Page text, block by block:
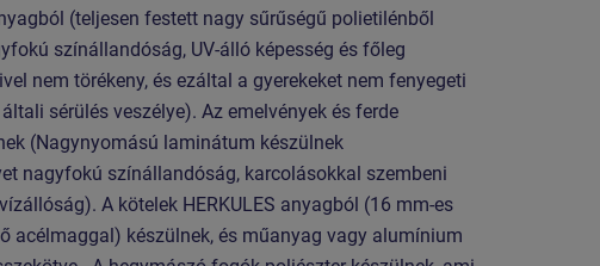
(teljesen festett nagy sűrűségű polietilénből
színállandóság, UV-álló képesség és főleg
nem törékeny, és ezáltal a gyerekeket nem fenyegeti
sérülés veszélye). Az emelvények és ferde
(Nagynyomású laminátum készülnek
nagyfokú színállandóság, karcolásokkal szembeni
A kötelek HERKULES anyagból (16 mm-es
acélmaggal) készülnek, és műanyag vagy alumínium